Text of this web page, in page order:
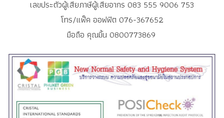
เลขประตัวผู้เสียภาษีผู้เสียอากร 083 555 9006 753
โทร/แฟ็ค ออฟฟิต 076-367652
มือถือ คุณมิ้น 0800773869